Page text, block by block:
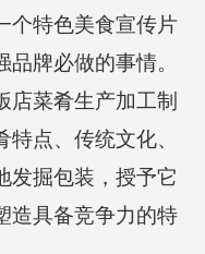
个特色美食宣传片
牌必做的事情。
店菜肴生产加工制
点、传统文化、
发掘包装，授予它
造具备竞争力的特